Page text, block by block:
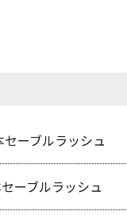
ーブルラッシュ
ーブルラッシュ